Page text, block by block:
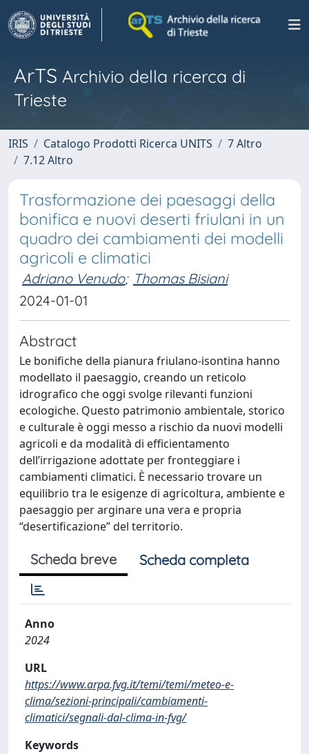
ArTS Archivio della ricerca di
Trieste
IRIS Catalogo Prodotti Ricerca UNITS
7 Altro
7.12 Altro
Trasformazione dei paesaggi della
bonifica e nuovi deserti friulani in un
quadro dei cambiamenti dei modelli
agricoli e climatici
Adriano Venudo; Thomas Bisiani
2024-01-01
Abstract
Le bonifiche della pianura friulano-isontina hanno
modellato il paesaggio, creando un reticolo
idrografico che oggi svolge rilevanti funzioni
ecologiche. Questo patrimonio ambientale, storico
e culturale è oggi messo a rischio da nuovi modelli
agricoli e da modalità di efficientamento
dell’irrigazione adottate per fronteggiare i
cambiamenti climatici. È necessario trovare un
equilibrio tra le esigenze di agricoltura, ambiente e
paesaggio per arginare una vera e propria
“desertificazione” del territorio.
Scheda breve Scheda completa
Anno
2024
URL
https://www.arpa.fvg.it/temi/temi/meteo-e-
clima/sezioni-principali/cambiamenti-
climatici/segnali-dal-clima-in-fvg/
Keywords